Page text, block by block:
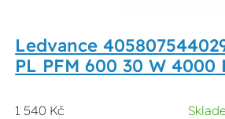
Ledvance
PL PFM 600 30 W 4000
1 540 Kč